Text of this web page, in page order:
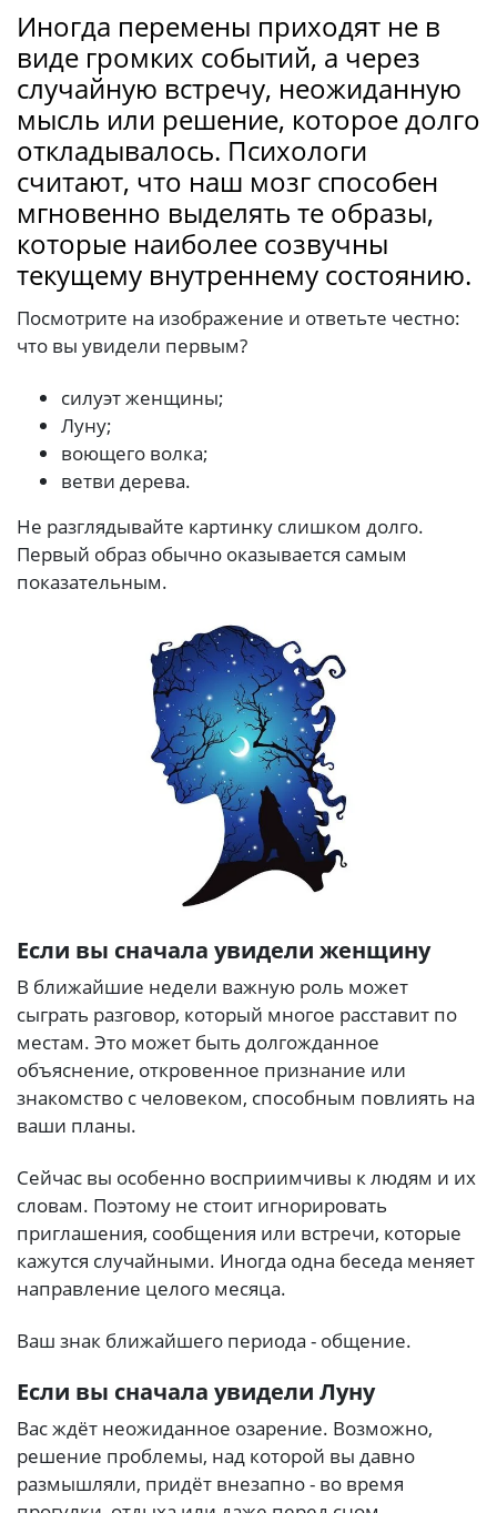
Иногда перемены приходят не в
виде громких событий, а через
случайную встречу, неожиданную
мысль или решение, которое долго
откладывалось. Психологи
считают, что наш мозг способен
мгновенно выделять те образы,
которые наиболее созвучны
текущему внутреннему состоянию.
Посмотрите на изображение и ответьте честно:
что вы увидели первым?
силуэт женщины;
Луну;
воющего волка;
ветви дерева.
Не разглядывайте картинку слишком долго.
Первый образ обычно оказывается самым
показательным.
Если вы сначала увидели женщину
В ближайшие недели важную роль может
сыграть разговор, который многое расставит по
местам. Это может быть долгожданное
объяснение, откровенное признание или
знакомство с человеком, способным повлиять на
ваши планы.
Сейчас вы особенно восприимчивы к людям и их
словам. Поэтому не стоит игнорировать
приглашения, сообщения или встречи, которые
кажутся случайными. Иногда одна беседа меняет
направление целого месяца.
Ваш знак ближайшего периода - общение.
Если вы сначала увидели Луну
Вас ждёт неожиданное озарение. Возможно,
решение проблемы, над которой вы давно
размышляли, придёт внезапно - во время